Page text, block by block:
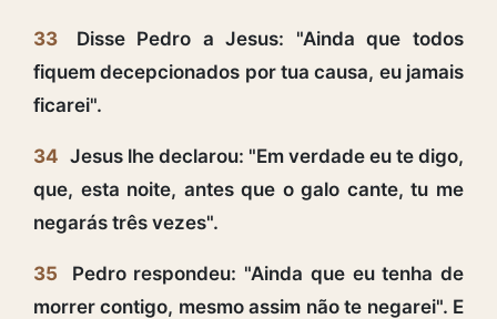
33
Disse Pedro a Jesus: "Ainda que todos
fiquem decepcionados por tua causa, eu jamais
ficarei".
34 Jesus lhe declarou: "Em verdade eu te digo,
que, esta noite, antes que o galo cante, tu me
negarás três vezes".
35
Pedro respondeu: "Ainda que eu tenha de
morrer contigo, mesmo assim não te negarei". E